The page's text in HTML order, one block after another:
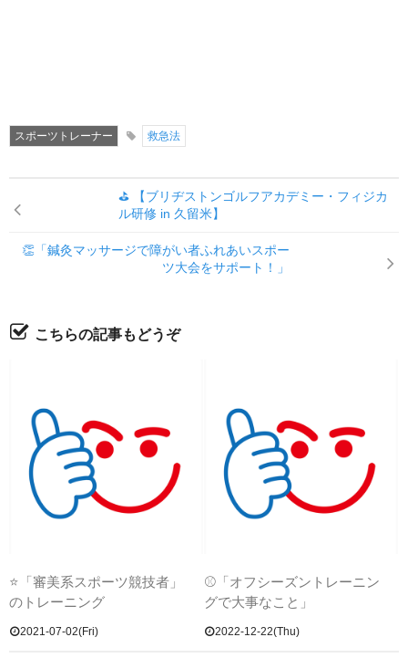
スポーツトレーナー 救急法
⛳ 【ブリヂストンゴルフアカデミー・フィジカ
ル研修 in 久留米】
👏「鍼灸マッサージで障がい者ふれあいスポー
ツ大会をサポート！」
こちらの記事もどうぞ
⭐「審美系スポーツ競技者」
のトレーニング
2021-07-02(Fri)
⚾「オフシーズントレーニン
グで大事なこと」
2022-12-22(Thu)